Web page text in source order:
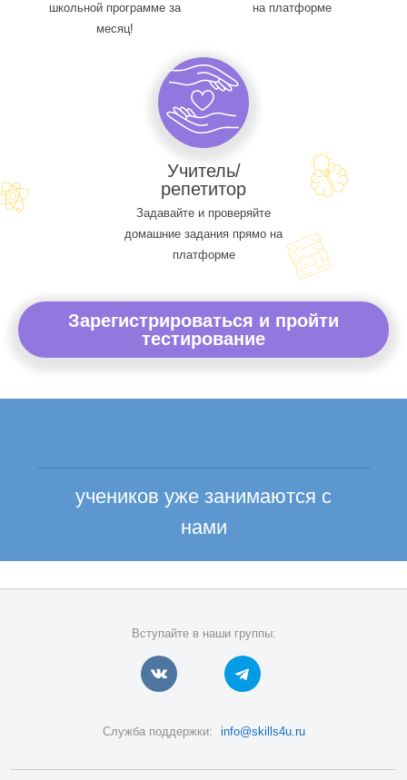
школьной программе за
месяц!
на платформе
Учитель/
репетитор
Задавайте и проверяйте
домашние задания прямо на
платформе
Зарегистрироваться и пройти
тестирование
учеников уже занимаются с
нами
Вступайте в наши группы:
Служба поддержки: info@skills4u.ru